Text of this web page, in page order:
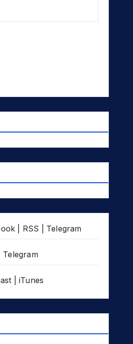
RSS Telegram
Telegram
iTunes